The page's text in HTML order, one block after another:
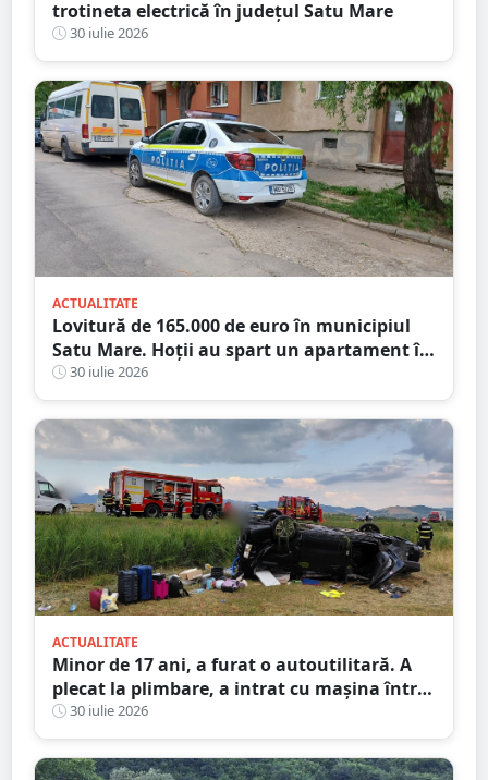
trotineta electrică în județul Satu Mare
30 iulie 2026
ACTUALITATE
Lovitură de 165.000 de euro în municipiul
Satu Mare. Hoții au spart un apartament în
timp ce proprietarii erau în concediu
30 iulie 2026
ACTUALITATE
Minor de 17 ani, a furat o autoutilitară. A
plecat la plimbare, a intrat cu mașina într-o
anexă și apoi a abandonat-o
30 iulie 2026